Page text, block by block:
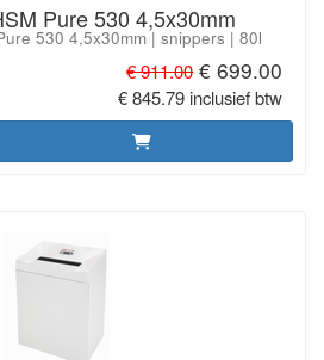
Pure 530 4,5x30mm
530 4,5x30mm | snippers | 80l
€ 911.00 € 699.00
€ 845.79 inclusief btw